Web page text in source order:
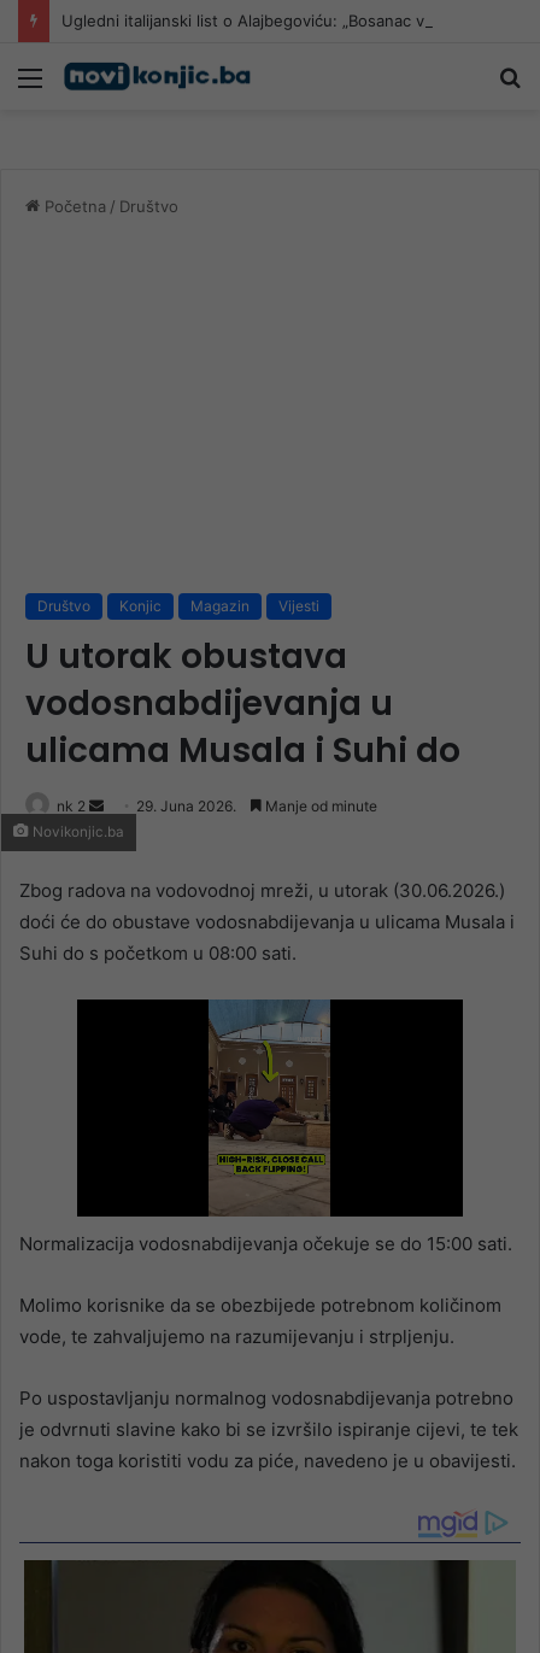
Meni
Početna / Društvo
Društvo Konjic Magazin Vijesti
U utorak obustava
vodosnabdijevanja u
ulicama Musala i Suhi do
nk 2
Send
an
29. Juna 2026. Manje od minute
Novikonjic.ba
Zbog radova na vodovodnoj mreži, u utorak (30.06.2026.)
doći će do obustave vodosnabdijevanja u ulicama Musala i
Suhi do s početkom u 08:00 sati.
Normalizacija vodosnabdijevanja očekuje se do 15:00 sati.
Molimo korisnike da se obezbijede potrebnom količinom
vode, te zahvaljujemo na razumijevanju i strpljenju.
Po uspostavljanju normalnog vodosnabdijevanja potrebno
je odvrnuti slavine kako bi se izvršilo ispiranje cijevi, te tek
nakon toga koristiti vodu za piće, navedeno je u obavijesti.